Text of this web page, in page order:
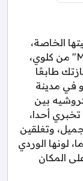
الخاصة،
مثل حقيبة سيدة الرقة "Mrs. Tenderness" من كلوي،
طابعًا
في مدينة
بين
أحدا،
وتغلقين
لونها الوردي
المكان